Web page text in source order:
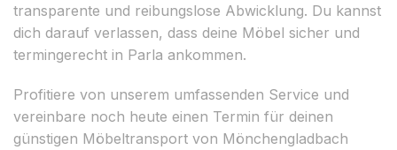
transparente und reibungslose Abwicklung. Du kannst
dich darauf verlassen, dass deine Möbel sicher und
termingerecht in Parla ankommen.
Profitiere von unserem umfassenden Service und
vereinbare noch heute einen Termin für deinen
günstigen Möbeltransport von Mönchengladbach